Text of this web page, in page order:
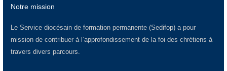
Notre mission
Le Service diocésain de formation permanente (Sedifop) a pour
mission de contribuer à l’approfondissement de la foi des chrétiens à
travers divers parcours.